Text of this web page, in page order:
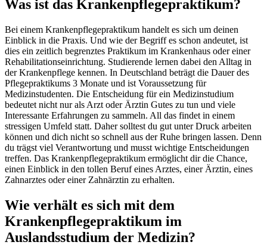
Was ist das Krankenpflegepraktikum?
Bei einem Krankenpflegepraktikum handelt es sich um deinen
Einblick in die Praxis. Und wie der Begriff es schon andeutet, ist
dies ein zeitlich begrenztes Praktikum im Krankenhaus oder einer
Rehabilitationseinrichtung. Studierende lernen dabei den Alltag in
der Krankenpflege kennen. In Deutschland beträgt die Dauer des
Pflegepraktikums 3 Monate und ist Voraussetzung für
Medizinstudenten. Die Entscheidung für ein Medizinstudium
bedeutet nicht nur als Arzt oder Ärztin Gutes zu tun und viele
Interessante Erfahrungen zu sammeln. All das findet in einem
stressigen Umfeld statt. Daher solltest du gut unter Druck arbeiten
können und dich nicht so schnell aus der Ruhe bringen lassen. Denn
du trägst viel Verantwortung und musst wichtige Entscheidungen
treffen. Das Krankenpflegepraktikum ermöglicht dir die Chance,
einen Einblick in den tollen Beruf eines Arztes, einer Ärztin, eines
Zahnarztes oder einer Zahnärztin zu erhalten.
Wie verhält es sich mit dem
Krankenpflegepraktikum im
Auslandsstudium der Medizin?